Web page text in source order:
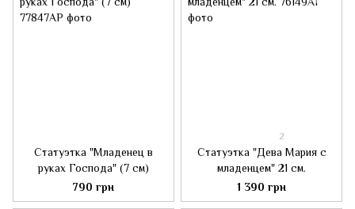
Статуэтка "Младенец в
руках Господа" (7 см)
790 грн
2
Статуэтка "Дева Мария с
младенцем" 21 см.
1 390 грн